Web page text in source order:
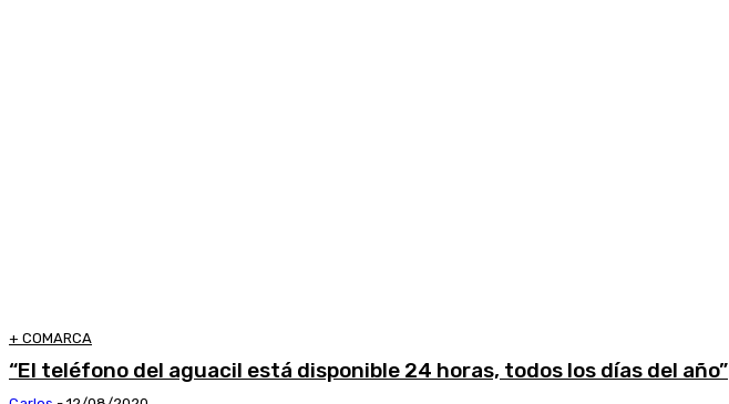
+ COMARCA
“El teléfono del aguacil está disponible 24 horas, todos los días del año”